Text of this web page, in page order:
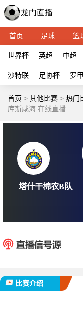
首页 足球 篮
世界杯 英超 中超
沙特联 足协杯 罗甲
首页 > 其他比赛 > 热门
库斯咸海 在线直播
比赛介绍